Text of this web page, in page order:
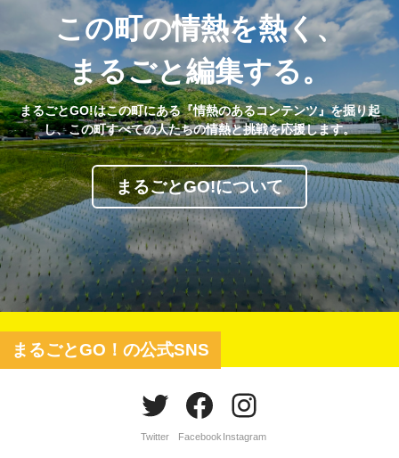
この町の情熱を熱く、
まるごと編集する。
まるごとGO!はこの町にある『情熱のあるコンテンツ』を掘り起
し、この町すべての人たちの情熱と挑戦を応援します。
まるごとGO!について
まるごとGO！の公式SNS